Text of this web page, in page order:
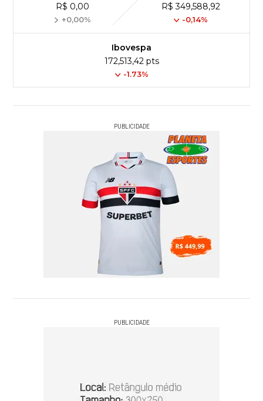
R$ 0,00
+0,00%
R$ 349,588,92
-0,14%
Ibovespa
172,513,42 pts
-1.73%
PUBLICIDADE
PUBLICIDADE